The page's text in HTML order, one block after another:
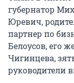
губернатор
Юревич,
партнер по
Белоусов, его
Чигинцева,
руководители